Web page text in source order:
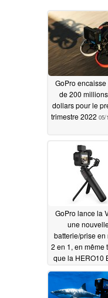
GoPro
de 200
dollars pour le
trimestre 2022 05/
GoPro lance la
une
batterie/prise en
2 en 1, en même
que la HERO10
Creator
04/03/2022